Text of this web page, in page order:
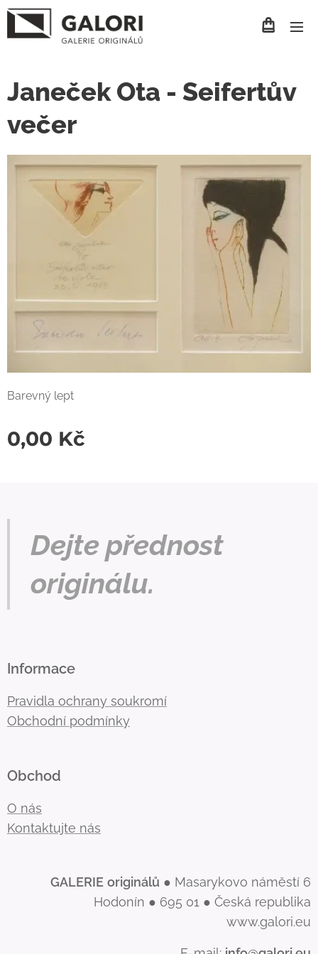
Janeček Ota - Seifertův
večer
Barevný lept
0,00 Kč
Dejte přednost
originálu.
Informace
Pravidla ochrany soukromí
Obchodní podmínky
Obchod
O nás
Kontaktujte nás
GALERIE originálů ● Masarykovo náměstí 6
Hodonín ● 695 01 ● Česká republika
www.galori.eu